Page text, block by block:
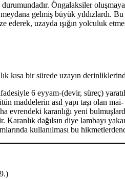
Öngalaksiler
gelmiş büyük yıldızlardı.
ederek, uzayda ışığın yolculuk
kısa bir sürede uzayın
6 eyyam-(devir, süreç)
asıl yapı taşı olan
karanlığı yeni
dağılsın diye lambayı
kullanılması bu